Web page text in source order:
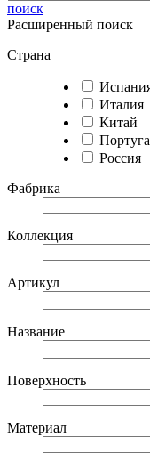
поиск
Расширенный поиск
Страна
Италия
Китай
Россия
Фабрика
Коллекция
Артикул
Название
Поверхность
Материал